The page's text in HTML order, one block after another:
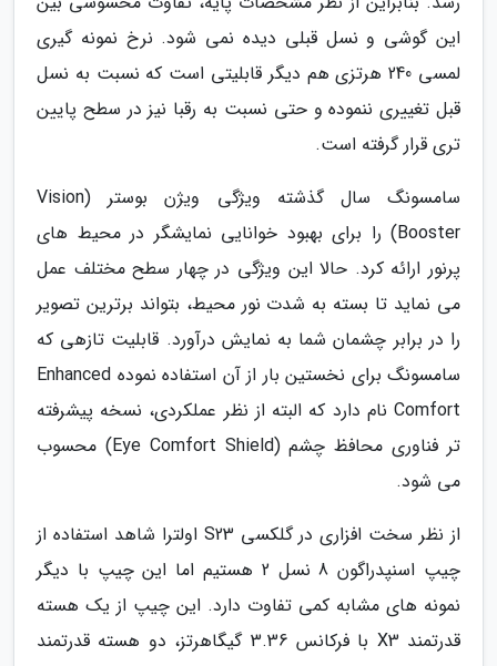
این گوشی و نسل قبلی دیده نمی شود. نرخ نمونه گیری
لمسی 240 هرتزی هم دیگر قابلیتی است که نسبت به نسل
قبل تغییری ننموده و حتی نسبت به رقبا نیز در سطح پایین
تری قرار گرفته است.
سامسونگ سال گذشته ویژگی ویژن بوستر (Vision
Booster) را برای بهبود خوانایی نمایشگر در محیط های
پرنور ارائه کرد. حالا این ویژگی در چهار سطح مختلف عمل
می نماید تا بسته به شدت نور محیط، بتواند برترین تصویر
را در برابر چشمان شما به نمایش درآورد. قابلیت تازهی که
سامسونگ برای نخستین بار از آن استفاده نموده Enhanced
Comfort نام دارد که البته از نظر عملکردی، نسخه پیشرفته
تر فناوری محافظ چشم (Eye Comfort Shield) محسوب
می شود.
از نظر سخت افزاری در گلکسی S23 اولترا شاهد استفاده از
چیپ اسنپدراگون 8 نسل 2 هستیم اما این چیپ با دیگر
نمونه های مشابه کمی تفاوت دارد. این چیپ از یک هسته
قدرتمند X3 با فرکانس 3.36 گیگاهرتز، دو هسته قدرتمند